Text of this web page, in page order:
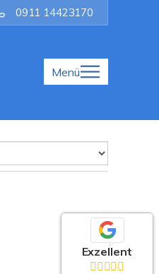
0911 14423170
Menü
Exzellent